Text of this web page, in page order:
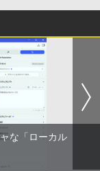
な「ローカル